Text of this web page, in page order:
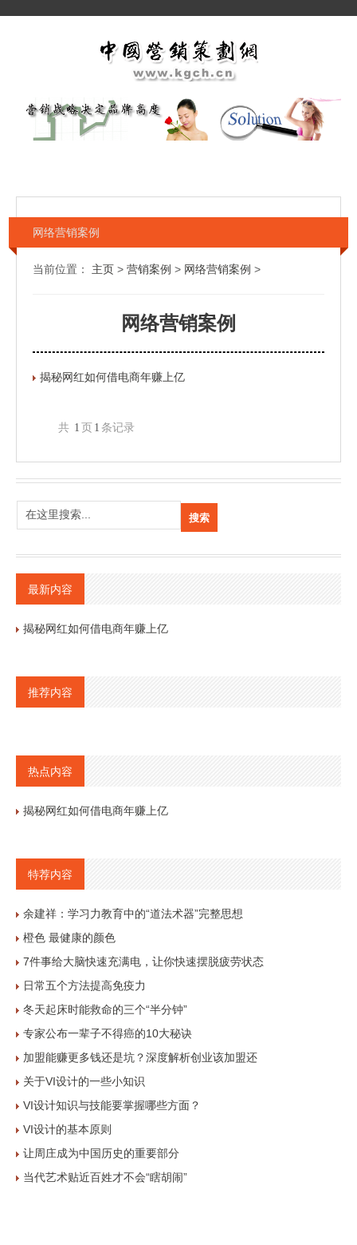
网络营销案例
当前位置： 主页 > 营销案例 > 网络营销案例 >
网络营销案例
揭秘网红如何借电商年赚上亿
共 1 页 1 条记录
最新内容
揭秘网红如何借电商年赚上亿
推荐内容
热点内容
揭秘网红如何借电商年赚上亿
特荐内容
余建祥：学习力教育中的“道法术器”完整思想
橙色 最健康的颜色
7件事给大脑快速充满电，让你快速摆脱疲劳状态
日常五个方法提高免疫力
冬天起床时能救命的三个“半分钟”
专家公布一辈子不得癌的10大秘诀
加盟能赚更多钱还是坑？深度解析创业该加盟还
关于VI设计的一些小知识
VI设计知识与技能要掌握哪些方面？
VI设计的基本原则
让周庄成为中国历史的重要部分
当代艺术贴近百姓才不会“瞎胡闹”